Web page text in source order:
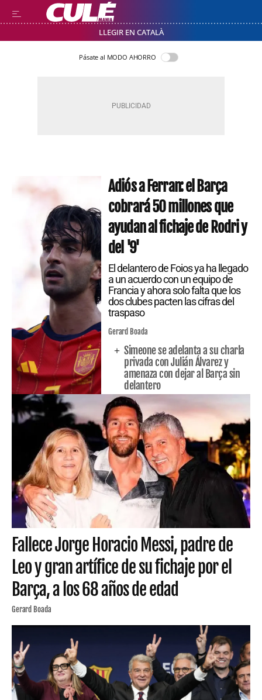
LLEGIR EN CATALÀ
Pásate al MODO AHORRO
Adiós a Ferran: el Barça
cobrará 50 millones que
ayudan al fichaje de Rodri y
del '9'
El delantero de Foios ya ha llegado
a un acuerdo con un equipo de
Francia y ahora solo falta que los
dos clubes pacten las cifras del
traspaso
Gerard Boada
Simeone se adelanta a su charla
privada con Julián Álvarez y
amenaza con dejar al Barça sin
delantero
Fallece Jorge Horacio Messi, padre de
Leo y gran artífice de su fichaje por el
Barça, a los 68 años de edad
Gerard Boada